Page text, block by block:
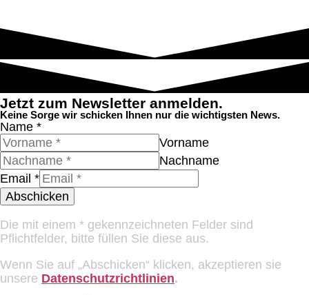
Jetzt zum Newsletter anmelden.
Keine Sorge wir schicken Ihnen nur die wichtigsten News.
Name *
Vorname
Nachname
Email *
Abschicken
Die mit einem * gekennzeichneten Felder sind
Pflichtfelder, bitte füllen Sie diese aus.
Wenn Sie auf „Abschicken“ klicken, akzeptieren sie
unsere Datenschutzrichtlinien.